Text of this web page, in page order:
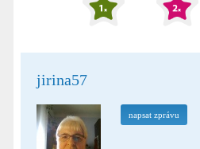
jirina57
napsat zprávu